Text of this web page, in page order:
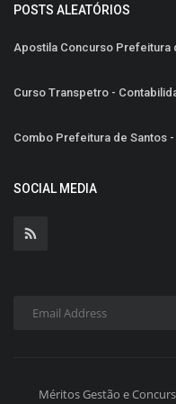
POSTS ALEATÓRIOS
Apostila Concurso Prefeitura
Curso Transpetro -
Combo Prefeitura de Santos
SOCIAL MEDIA
Méritos Gestão e